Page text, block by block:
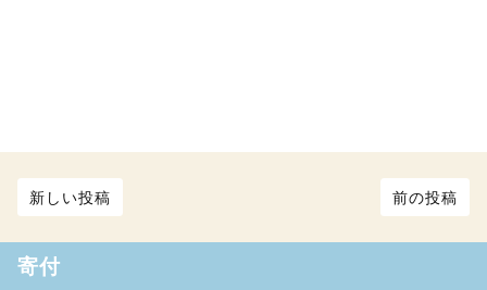
新しい投稿 前の投稿
寄付